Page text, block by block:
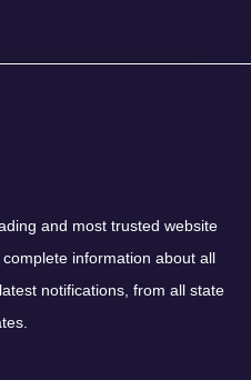
and most trusted website
information about all
notifications, from all state